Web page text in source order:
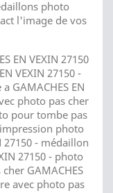
photo
l'image de vos
EN VEXIN 27150
VEXIN 27150 -
GAMACHES EN
photo pas cher
pour tombe pas
impression photo
27150 - médaillon
27150 - photo
GAMACHES
avec photo pas